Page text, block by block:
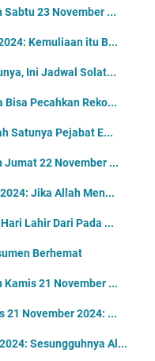
23 November ...
Kemuliaan itu B...
Ini Jadwal Solat...
Pecahkan Reko...
Satunya Pejabat E...
22 November ...
Jika Allah Men...
Lahir Dari Pada ...
Berhemat
21 November ...
21 November 2024: ...
Sesungguhnya Al...